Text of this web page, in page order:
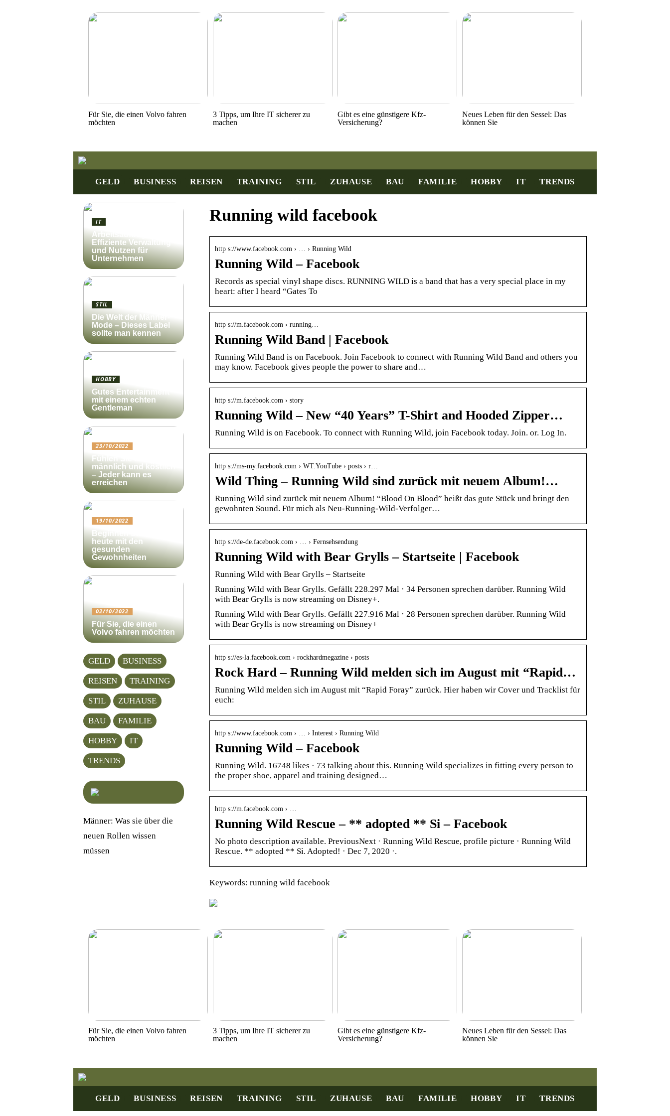
Für Sie, die einen Volvo fahren
möchten
3 Tipps, um Ihre IT sicherer zu
machen
Gibt es eine günstigere Kfz-
Versicherung?
Neues Leben für den Sessel: Das
können Sie
GELD BUSINESS REISEN TRAINING STIL ZUHAUSE BAU FAMILIE HOBBY IT TRENDS
Running wild facebook
http s://www.facebook.com › … › Running Wild
Running Wild – Facebook
Records as special vinyl shape discs. RUNNING WILD is a band that has a very special place in my
heart: after I heard “Gates To
http s://m.facebook.com › running…
Running Wild Band | Facebook
Running Wild Band is on Facebook. Join Facebook to connect with Running Wild Band and others you
may know. Facebook gives people the power to share and…
http s://m.facebook.com › story
Running Wild – New “40 Years” T-Shirt and Hooded Zipper…
Running Wild is on Facebook. To connect with Running Wild, join Facebook today. Join. or. Log In.
http s://ms-my.facebook.com › WT.YouTube › posts › r…
Wild Thing – Running Wild sind zurück mit neuem Album!…
Running Wild sind zurück mit neuem Album! “Blood On Blood” heißt das gute Stück und bringt den
gewohnten Sound. Für mich als Neu-Running-Wild-Verfolger…
http s://de-de.facebook.com › … › Fernsehsendung
Running Wild with Bear Grylls – Startseite | Facebook
Running Wild with Bear Grylls – Startseite
Running Wild with Bear Grylls. Gefällt 228.297 Mal · 34 Personen sprechen darüber. Running Wild
with Bear Grylls is now streaming on Disney+.
Running Wild with Bear Grylls. Gefällt 227.916 Mal · 28 Personen sprechen darüber. Running Wild
with Bear Grylls is now streaming on Disney+
http s://es-la.facebook.com › rockhardmegazine › posts
Rock Hard – Running Wild melden sich im August mit “Rapid…
Running Wild melden sich im August mit “Rapid Foray” zurück. Hier haben wir Cover und Tracklist für
euch:
http s://www.facebook.com › … › Interest › Running Wild
Running Wild – Facebook
Running Wild. 16748 likes · 73 talking about this. Running Wild specializes in fitting every person to
the proper shoe, apparel and training designed…
http s://m.facebook.com › …
Running Wild Rescue – ** adopted ** Si – Facebook
No photo description available. PreviousNext · Running Wild Rescue, profile picture · Running Wild
Rescue. ** adopted ** Si. Adopted! · Dec 7, 2020 ·.
Keywords: running wild facebook
IT
Arbeitsauftrag:
Effiziente Verwaltung
und Nutzen für
Unternehmen
STIL
Die Welt der Männer-
Mode – Dieses Label
sollte man kennen
HOBBY
Gutes Entertainment
mit einem echten
Gentleman
23/10/2022
Fühlen Sie sich
männlich und köstlich
– Jeder kann es
erreichen
19/10/2022
Beginnen Sie noch
heute mit den
gesunden
Gewohnheiten
02/10/2022
Für Sie, die einen
Volvo fahren möchten
GELD BUSINESS
REISEN TRAINING
STIL ZUHAUSE
BAU FAMILIE
HOBBY IT
TRENDS
Männer: Was sie über die
neuen Rollen wissen
müssen
Für Sie, die einen Volvo fahren
möchten
3 Tipps, um Ihre IT sicherer zu
machen
Gibt es eine günstigere Kfz-
Versicherung?
Neues Leben für den Sessel: Das
können Sie
GELD BUSINESS REISEN TRAINING STIL ZUHAUSE BAU FAMILIE HOBBY IT TRENDS